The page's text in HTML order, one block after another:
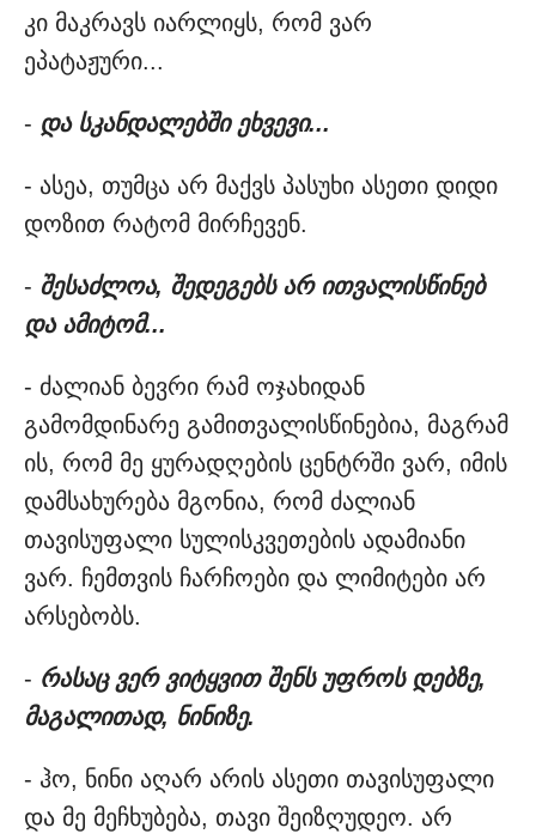
კი მაკრავს იარლიყს, რომ ვარ
ეპატაჟური...
- და სკანდალებში ეხვევი...
- ასეა, თუმცა არ მაქვს პასუხი ასეთი დიდი
დოზით რატომ მირჩევენ.
- შესაძლოა, შედეგებს არ ითვალისწინებ
და ამიტომ...
- ძალიან ბევრი რამ ოჯახიდან
გამომდინარე გამითვალისწინებია, მაგრამ
ის, რომ მე ყურადღების ცენტრში ვარ, იმის
დამსახურება მგონია, რომ ძალიან
თავისუფალი სულისკვეთების ადამიანი
ვარ. ჩემთვის ჩარჩოები და ლიმიტები არ
არსებობს.
- რასაც ვერ ვიტყვით შენს უფროს დებზე,
მაგალითად, ნინიზე.
- ჰო, ნინი აღარ არის ასეთი თავისუფალი
და მე მეჩხუბება, თავი შეიზღუდეო. არ